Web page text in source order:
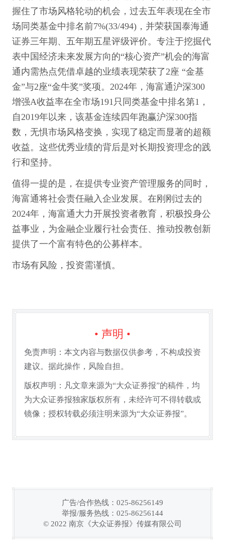
握住了市场风格轮动的机会，过去五年表现在全市
场同类基金中排名前7%(33/494)，并荣获国泰海通
证券三年期、五年期五星评级评价。专注于挖掘代
表中国经济未来发展方向的“核心资产”机会的海富
通内需热点凭借卓越的业绩表现荣获了2座 “金基
金”与2座“金牛奖”奖项。2024年，海富通沪深300
增强A收益率在全市场191只同类基金中排名第1，
自2019年以来，该基金连续四年跑赢沪深300指
数，无惧市场风格变换，实现了稳定而显著的超额
收益。这些优秀业绩的背后是对长期投资理念的践
行和坚持。
值得一提的是，在提供专业资产管理服务的同时，
海富通将社会责任融入企业发展。在刚刚过去的
2024年，海富通大力开展投资者教育，积极投身公
益事业，为金融企业履行社会责任、推动投教创新
提供了一个富有特色的公募样本。
市场有风险，投资需谨慎。
• 声明 •
免责声明：本文内容与数据仅供参考，不构成投资
建议。据此操作，风险自担。
版权声明：凡文章来源为“大众证券报”的稿件，均
为大众证券报独家版权所有，未经许可不得转载或
镜像；授权转载必须注明来源为“大众证券报”。
广告/合作热线：025-86256149
举报/服务热线：025-86256144
© 2022 南京《大众证券报》传媒有限公司
链接复制成功！